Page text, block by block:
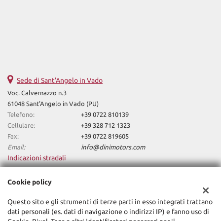
Sede di Sant'Angelo in Vado
Voc. Calvernazzo n.3
61048 Sant'Angelo in Vado (PU)
Telefono:
+39 0722 810139
Cellulare:
+39 328 712 1323
Fax:
+39 0722 819605
Email:
info@dinimotors.com
Indicazioni stradali
Dini Motors Srl
Via Nazionale Sud, 5, Sant'Angelo in Vado (PU)
Cookie policy
Questo sito e gli strumenti di terze parti in esso integrati trattano
dati personali (es. dati di navigazione o indirizzi IP) e fanno uso di